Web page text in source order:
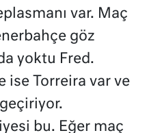
var. Maç
göz
yoktu Fred.
ise Torreira var ve
bu. Eğer maç